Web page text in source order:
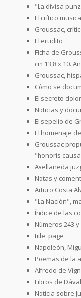
"La divisa
El crítico
Groussac,
El erudito
Ficha de
cm 13,8 x 10.
Groussac,
Cómo se
El secreto
Noticias y
El sepelio de
El homenaje
Groussac
"honoris
Avellaneda
Notas y
Arturo Costa
"La Nación",
Índice de las
Números 243 y
title_page
Napoleón,
Poemas de la
Alfredo de
Libros de
Noticia sobre